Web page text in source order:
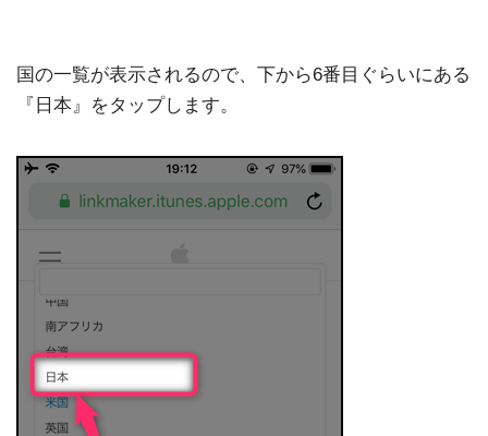
国の一覧が表示されるので、下から6番目ぐらいにある
『日本』をタップします。